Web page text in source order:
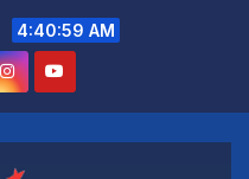
4:41:00 AM